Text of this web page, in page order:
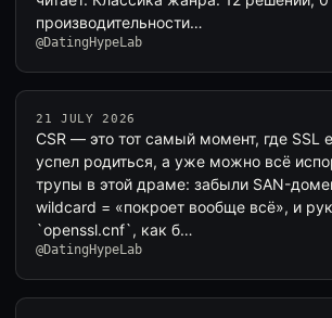
производительности…
@DatingHypeLab
21 JULY 2026
CSR — это тот самый момент, где SSL
успел родиться, а уже можно всё
трупы в этой драме: забыли SAN-
wildcard = «покроет вообще всё», и
`openssl.cnf`, как б…
@DatingHypeLab